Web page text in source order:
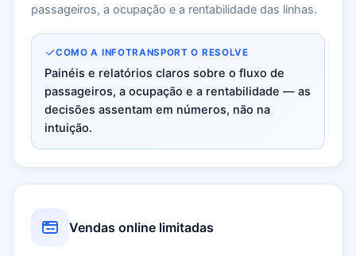
passageiros, a ocupação e a rentabilidade das linhas.
COMO A INFOTRANSPORT O RESOLVE
Painéis e relatórios claros sobre o fluxo de
passageiros, a ocupação e a rentabilidade — as
decisões assentam em números, não na
intuição.
Vendas online limitadas